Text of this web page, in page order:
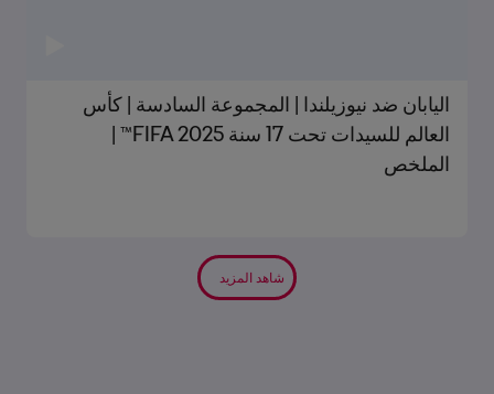
اليابان ضد نيوزيلندا | المجموعة السادسة | كأس
العالم للسيدات تحت 17 سنة FIFA 2025™ |
الملخص
شاهد المزيد